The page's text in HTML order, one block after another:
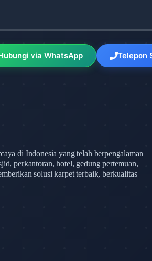
via WhatsApp Telepon
di Indonesia yang telah berpengalaman
perkantoran, hotel, gedung pertemuan,
solusi karpet terbaik, berkualitas